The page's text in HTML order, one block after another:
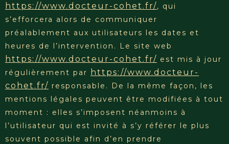
https://www.docteur-cohet.fr/, qui
s’efforcera alors de communiquer
préalablement aux utilisateurs les dates et
heures de l’intervention. Le site web
https://www.docteur-cohet.fr/ est mis à jour
régulièrement par
https://www.docteur-
cohet.fr/ responsable. De la même façon, les
mentions légales peuvent être modifiées à tout
moment : elles s’imposent néanmoins à
l’utilisateur qui est invité à s’y référer le plus
souvent possible afin d’en prendre